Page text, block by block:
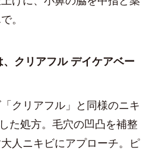
。
クリアフル デイケアベー
クリアフル」と同様のニキ
た処方。毛穴の凹凸を補整
人ニキビにアプローチ。ピ